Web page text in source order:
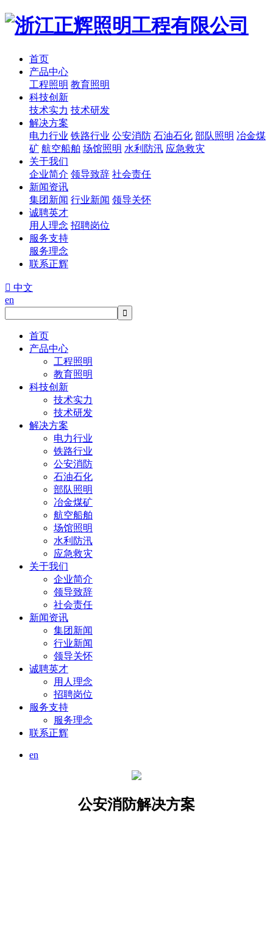
首页
产品中心
工程照明 教育照明
科技创新
技术实力 技术研发
解决方案
电力行业 铁路行业 公安消防 石油石化 部队照明 冶金煤
矿 航空船舶 场馆照明 水利防汛 应急救灾
关于我们
企业简介 领导致辞 社会责任
新闻资讯
集团新闻 行业新闻 领导关怀
诚聘英才
用人理念 招聘岗位
服务支持
服务理念
联系正辉
 中文
en
首页
产品中心
工程照明
教育照明
科技创新
技术实力
技术研发
解决方案
电力行业
铁路行业
公安消防
石油石化
部队照明
冶金煤矿
航空船舶
场馆照明
水利防汛
应急救灾
关于我们
企业简介
领导致辞
社会责任
新闻资讯
集团新闻
行业新闻
领导关怀
诚聘英才
用人理念
招聘岗位
服务支持
服务理念
联系正辉
en
公安消防解决方案